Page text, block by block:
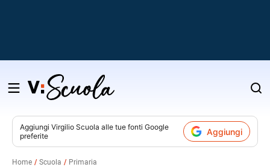
Salta
contenuto
Aggiungi Virgilio Scuola alle tue fonti Google
preferite
Aggiungi
Home Scuola Primaria